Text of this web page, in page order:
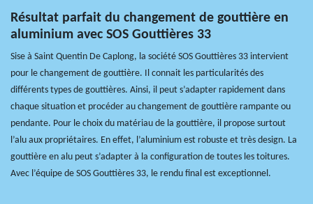
Résultat parfait du changement de gouttière en
aluminium avec SOS Gouttières 33
Sise à Saint Quentin De Caplong, la société SOS Gouttières 33 intervient
pour le changement de gouttière. Il connait les particularités des
différents types de gouttières. Ainsi, il peut s’adapter rapidement dans
chaque situation et procéder au changement de gouttière rampante ou
pendante. Pour le choix du matériau de la gouttière, il propose surtout
l’alu aux propriétaires. En effet, l’aluminium est robuste et très design. La
gouttière en alu peut s’adapter à la configuration de toutes les toitures.
Avec l’équipe de SOS Gouttières 33, le rendu final est exceptionnel.